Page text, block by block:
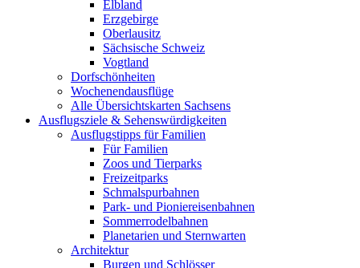
Elbland
Erzgebirge
Oberlausitz
Sächsische Schweiz
Vogtland
Dorfschönheiten
Wochenendausflüge
Alle Übersichtskarten Sachsens
Ausflugsziele & Sehenswürdigkeiten
Ausflugstipps für Familien
Für Familien
Zoos und Tierparks
Freizeitparks
Schmalspurbahnen
Park- und Pioniereisenbahnen
Sommerrodelbahnen
Planetarien und Sternwarten
Architektur
Burgen und Schlösser